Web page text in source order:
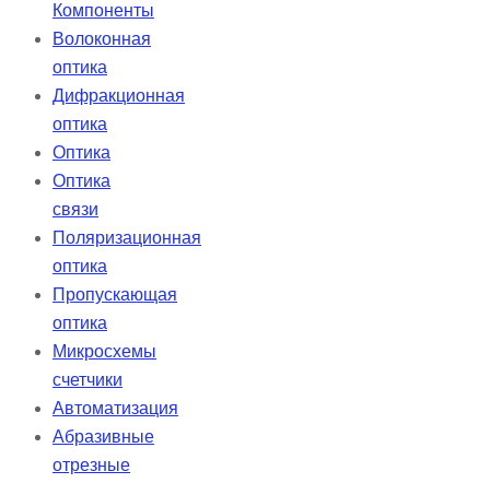
Компоненты
Волоконная
оптика
Дифракционная
оптика
Оптика
Оптика
связи
Поляризационная
оптика
Пропускающая
оптика
Микросхемы
счетчики
Автоматизация
Абразивные
отрезные